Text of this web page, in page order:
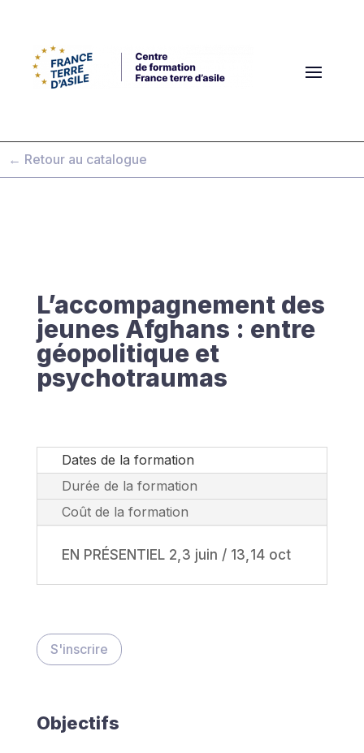
← Retour au catalogue
L’accompagnement des
jeunes Afghans : entre
géopolitique et
psychotraumas
Dates de la formation
Durée de la formation
Coût de la formation
EN PRÉSENTIEL 2, 3 juin / 13, 14 oct
S'inscrire
Objectifs